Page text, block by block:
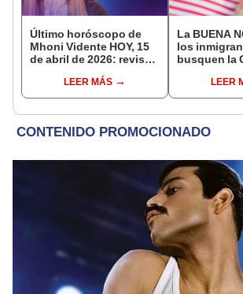
Último horóscopo de
Mhoni Vidente HOY, 15
de abril de 2026: revisa
signo y entérate si te
espera un día
LEER MÁS
La BUENA
los
busquen la
Place en
Unidos
LEER